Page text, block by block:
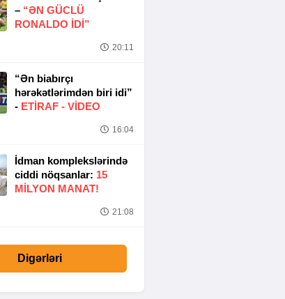
– “ƏN GÜCLÜ
RONALDO IDI”
20:11
“Ən biabırçı
hərəkətlərimdən biri idi”
- ETIRAF - VİDEO
16:04
İdman komplekslərində
ciddi nöqsanlar: 15
MILYON MANAT!
21:08
Digərləri